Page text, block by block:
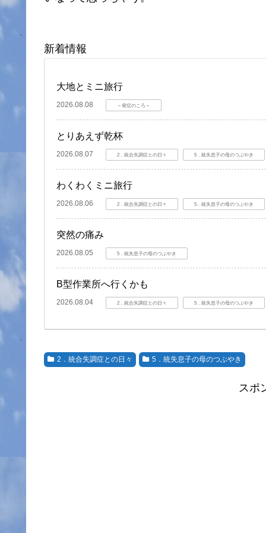
新着情報
大地とミニ旅行
2026.08.08 ～発症のころ～
とりあえず乾杯
2026.08.07 2．統合失調症との日々 5．統失息子の母のつぶやき
わくわくミニ旅行
2026.08.06 2．統合失調症との日々 5．統失息子の母のつぶやき
突然の痛み
2026.08.05 5．統失息子の母のつぶやき
B型作業所へ行くかも
2026.08.04 2．統合失調症との日々 5．統失息子の母のつぶやき
2．統合失調症との日々 5．統失息子の母のつぶやき
スポ